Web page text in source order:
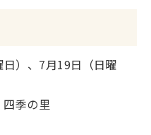
）、7月19日（日曜
季の里